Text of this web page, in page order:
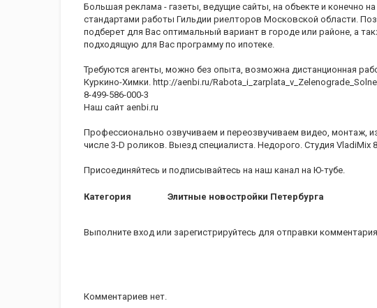
Большая реклама - газеты, ведущие сайты, на объекте и конечно
стандартами работы Гильдии риелторов Московской области.
подберет для Вас оптимальный вариант в городе или районе, а
подходящую для Вас программу по ипотеке.
Требуются агенты, можно без опыта, возможна дистанционная
Куркино-Химки. http://aenbi.ru/
8-499-586-000-3
Наш сайт aenbi.ru
Профессионально озвучиваем и переозвучиваем видео, монтаж,
числе 3-D роликов. Выезд специалиста. Недорого. Студия VladiMix
Присоединяйтесь и подписывайтесь на наш канал на Ю-тубе.
Категория Элитные новостройки Петербурга
Выполните вход или зарегистрируйтесь для отправки
Комментариев нет.